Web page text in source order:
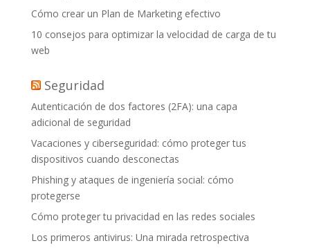
Cómo crear un Plan de Marketing efectivo
10 consejos para optimizar la velocidad de carga de tu
web
Seguridad
Autenticación de dos factores (2FA): una capa
adicional de seguridad
Vacaciones y ciberseguridad: cómo proteger tus
dispositivos cuando desconectas
Phishing y ataques de ingeniería social: cómo
protegerse
Cómo proteger tu privacidad en las redes sociales
Los primeros antivirus: Una mirada retrospectiva